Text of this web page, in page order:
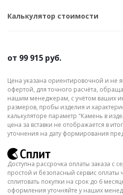
Калькулятор стоимости
от 99 915 руб.
Цена указана ориентировочной и не
офертой, для точного расчёта,
нашим менеджерам, с учётом ваших
размеров, пробы изделия и
калькуляторе параметр "Камень в
цена за вставки не отображается в
уточнения на дату формирования
Доступна рассрочка оплаты заказа с
простой и безопасный сервис
сплитовать покупки на срок до 6
оформления уточняйте у наших